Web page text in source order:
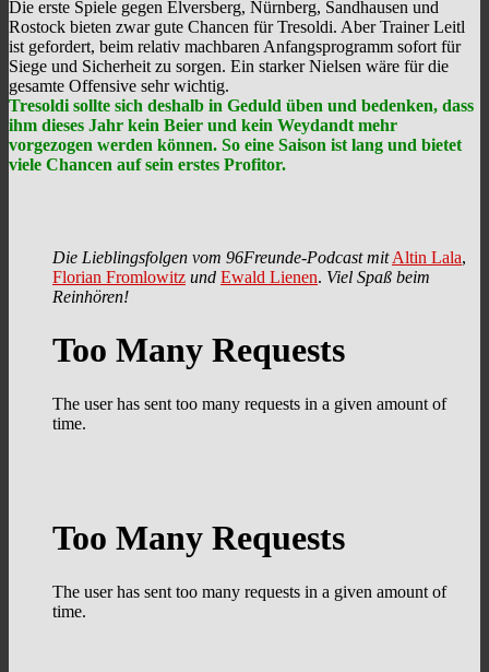
Die erste Spiele gegen Elversberg, Nürnberg, Sandhausen und
Rostock bieten zwar gute Chancen für Tresoldi. Aber Trainer Leitl
ist gefordert, beim relativ machbaren Anfangsprogramm sofort für
Siege und Sicherheit zu sorgen. Ein starker Nielsen wäre für die
gesamte Offensive sehr wichtig.
Tresoldi sollte sich deshalb in Geduld üben und bedenken, dass
ihm dieses Jahr kein Beier und kein Weydandt mehr
vorgezogen werden können. So eine Saison ist lang und bietet
viele Chancen auf sein erstes Profitor.
Die Lieblingsfolgen vom 96Freunde-Podcast mit Altin Lala,
Florian Fromlowitz und Ewald Lienen. Viel Spaß beim
Reinhören!